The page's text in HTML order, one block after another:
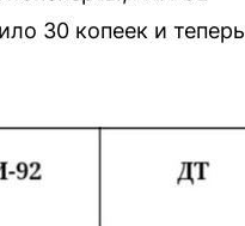
30 копеек и теперь